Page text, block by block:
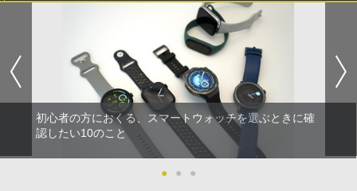
初心者の方におくる、スマートウォッチを選ぶときに確
認したい10のこと
● ● ●